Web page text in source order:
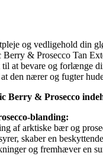
og vedligehold din
& Prosecco Tan
til at bevare og forlænge
den nærer og fugter
Berry & Prosecco
blanding:
af arktiske bær og
skaber en
og fremhæver en